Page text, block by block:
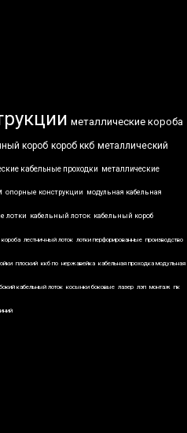
металлические короба
короб короб ккб металлический
кабельные проходки металлические
опорные конструкции модульная кабельная
лотки кабельный лоток кабельный короб
лестничный лоток лотки перфорированные производство
плоский ккб по нержавейка кабельная проходка модульная
кабельный лоток косынки боковые лазер лэп монтаж пк